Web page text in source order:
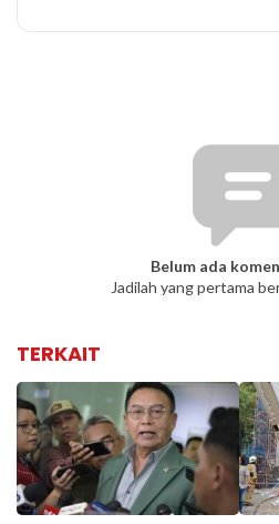
Belum ada
Jadilah yang pertama
TERKAIT